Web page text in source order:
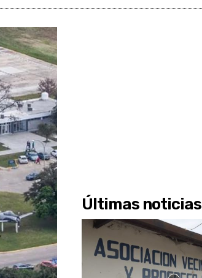
Últimas noticias